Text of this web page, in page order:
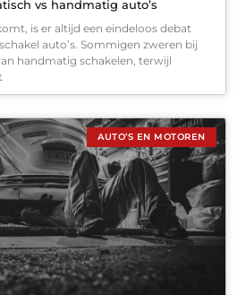
vs handmatig auto’s
is er altijd een eindeloos debat
auto’s. Sommigen zweren bij
handmatig schakelen, terwijl
AUTO’S EN MOTOREN